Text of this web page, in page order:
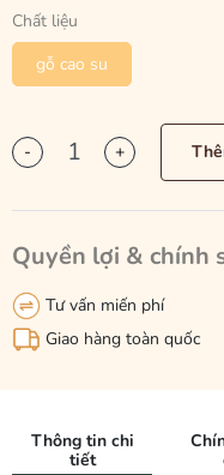
Chất liệu
gỗ cao su
- +
Quyền lợi & chính
Tư vấn miến phí
Giao hàng toàn quốc
Thông tin chi
tiết